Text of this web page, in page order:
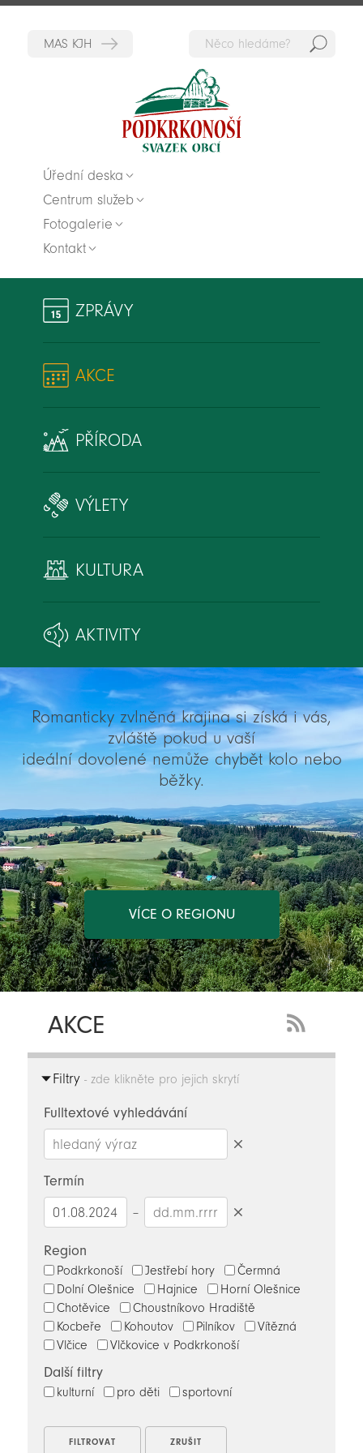
Úřední deska
Centrum služeb
Fotogalerie
Kontakt
ZPRÁVY
AKCE
PŘÍRODA
VÝLETY
KULTURA
AKTIVITY
Romanticky zvlněná krajina si získá i vás,
zvláště pokud u vaší
ideální dovolené nemůže chybět kolo nebo
běžky.
VÍCE O REGIONU
AKCE
Feed
Filtry- zde klikněte pro jejich skrytí
Fulltextové vyhledávání
Termín
–
Region
Podkrkonoší Jestřebí hory
Čermná
Dolní Olešnice
Hajnice
Horní Olešnice
Chotěvice
Choustníkovo Hradiště
Kocbeře
Kohoutov Pilníkov
Vítězná
Vlčice
Vlčkovice v Podkrkonoší
Další filtry
kulturní pro děti sportovní